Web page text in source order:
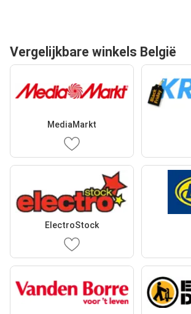
Vergelijkbare winkels België
MediaMarkt
ElectroStock